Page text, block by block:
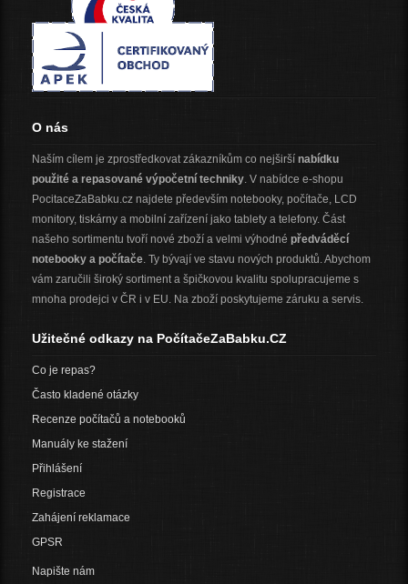
O nás
Naším cílem je zprostředkovat zákazníkům co nejširší nabídku
použité a repasované výpočetní techniky. V nabídce e-shopu
PocitaceZaBabku.cz najdete především notebooky, počítače, LCD
monitory, tiskárny a mobilní zařízení jako tablety a telefony. Část
našeho sortimentu tvoří nové zboží a velmi výhodné předváděcí
notebooky a počítače. Ty bývají ve stavu nových produktů. Abychom
vám zaručili široký sortiment a špičkovou kvalitu spolupracujeme s
mnoha prodejci v ČR i v EU. Na zboží poskytujeme záruku a servis.
Užitečné odkazy na PočítačeZaBabku.CZ
Co je repas?
Často kladené otázky
Recenze počítačů a notebooků
Manuály ke stažení
Přihlášení
Registrace
Zahájení reklamace
GPSR
Napište nám